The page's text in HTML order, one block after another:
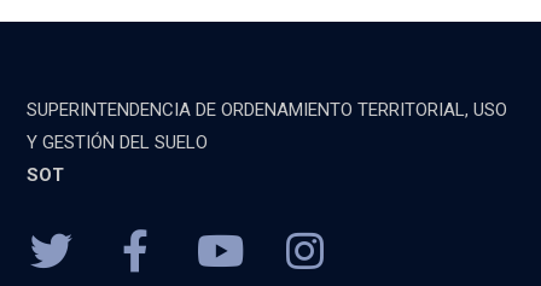
SUPERINTENDENCIA DE ORDENAMIENTO TERRITORIAL, USO
Y GESTIÓN DEL SUELO
SOT